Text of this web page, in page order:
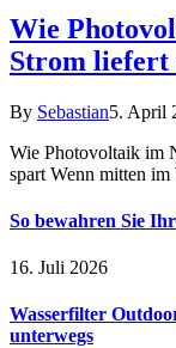
Wie
Strom liefert
By Sebastian5. April
Wie Photovoltaik im
spart Wenn mitten
So bewahren Sie
16. Juli 2026
Wasserfilter
unterwegs